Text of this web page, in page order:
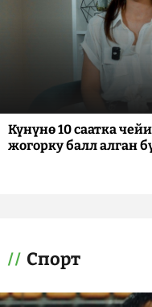
Күнүнө 10 саатка
жогорку балл алган
Спорт